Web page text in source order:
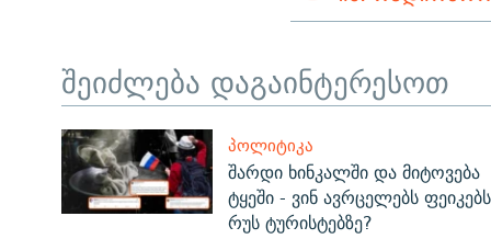
შეიძლება დაგაინტერესოთ
ᲞᲝᲚᲘᲢᲘᲙᲐ
შარდი ხინკალში და მიტოვება
ტყეში - ვინ ავრცელებს ფეიკებს
რუს ტურისტებზე?